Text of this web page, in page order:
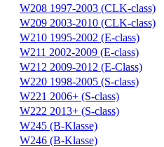
W208 1997-2003 (CLK-class)
W209 2003-2010 (CLK-class)
W210 1995-2002 (E-class)
W211 2002-2009 (E-class)
W212 2009-2012 (E-Class)
W220 1998-2005 (S-class)
W221 2006+ (S-class)
W222 2013+ (S-class)
W245 (B-Klasse)
W246 (B-Klasse)